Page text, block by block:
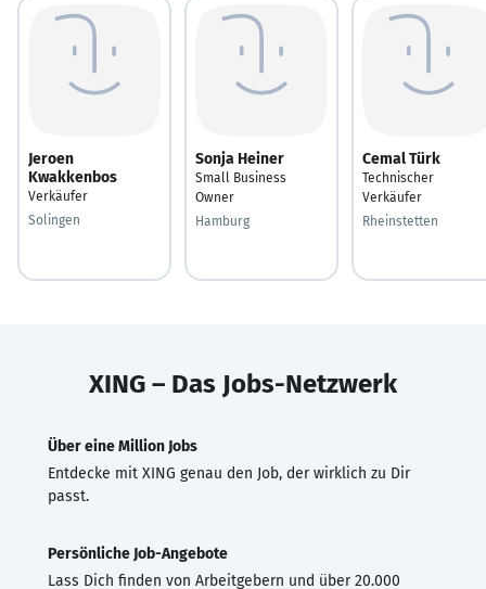
Jeroen
Kwakkenbos
Verkäufer
Solingen
Sonja Heiner
Small Business
Owner
Hamburg
Cemal Türk
Technischer
Verkäufer
Rheinstetten
XING – Das Jobs-Netzwerk
Über eine Million Jobs
Entdecke mit XING genau den Job, der wirklich zu Dir
passt.
Persönliche Job-Angebote
Lass Dich finden von Arbeitgebern und über 20.000